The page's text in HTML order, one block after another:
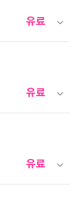
유료
유료
유료